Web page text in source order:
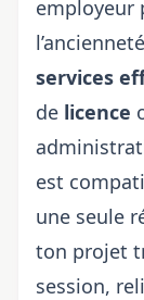
employeur
services
de licence
est
une seule
ton projet
session,